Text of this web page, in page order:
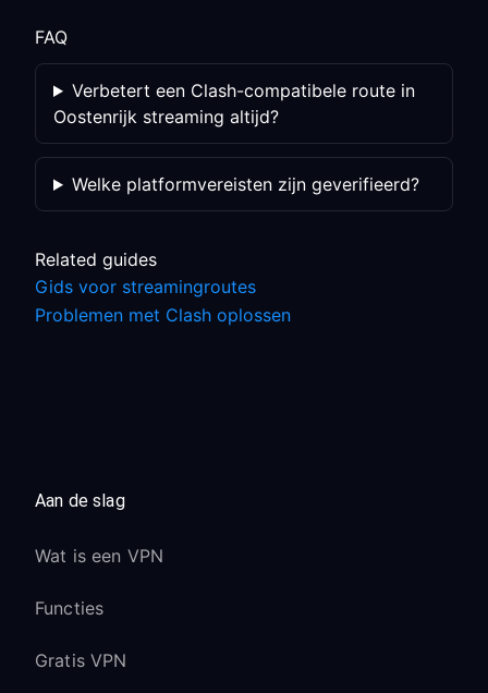
FAQ
Verbetert een Clash-compatibele route in
Oostenrijk streaming altijd?
Welke platformvereisten zijn geverifieerd?
Related guides
Gids voor streamingroutes
Problemen met Clash oplossen
Aan de slag
Wat is een VPN
Functies
Gratis VPN